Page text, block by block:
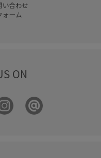
い合わせ
ォーム
ON